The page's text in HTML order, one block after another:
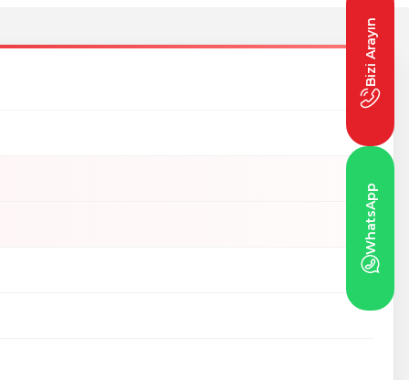
Bizi Arayın
WhatsApp